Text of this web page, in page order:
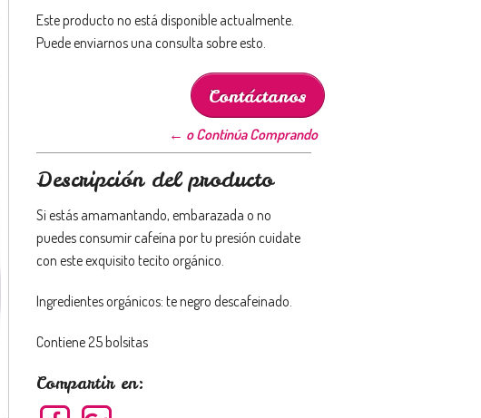
Este producto no está disponible actualmente.
Puede enviarnos una consulta sobre esto.
Contáctanos
← o Continúa Comprando
Descripción del producto
Si estás amamantando, embarazada o no
puedes consumir cafeína por tu presión cuidate
con este exquisito tecito orgánico.
Ingredientes orgánicos: te negro descafeinado.
Contiene 25 bolsitas
Compartir en: